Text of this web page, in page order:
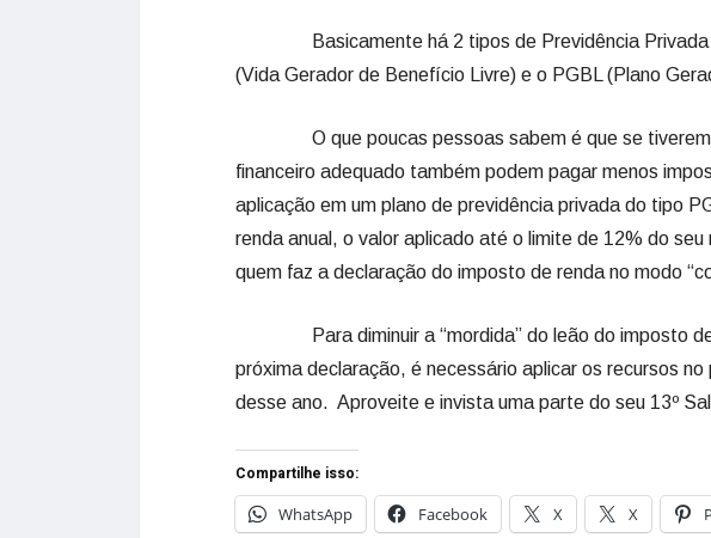
Basicamente há 2 tipos de Previdência Privada
(Vida Gerador de Benefício Livre) e o PGBL (Plano
O que poucas pessoas sabem é que se tiverem a
financeiro adequado também podem pagar menos
aplicação em um plano de previdência privada do tipo
renda anual, o valor aplicado até o limite de 12% do
quem faz a declaração do imposto de renda no modo
Para diminuir a “mordida” do leão do imposto de
próxima declaração, é necessário aplicar os recursos
desse ano. Aproveite e invista uma parte do seu 13º
Compartilhe isso:
WhatsApp
Facebook X X